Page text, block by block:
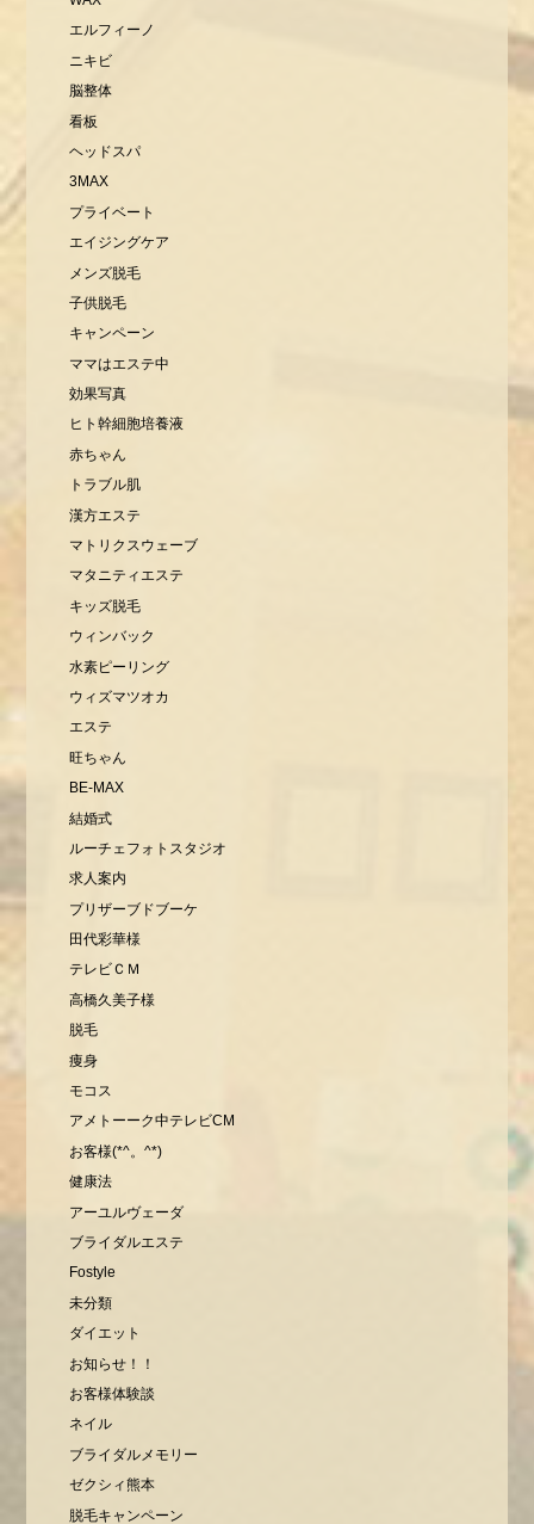
エルフィーノ
ニキビ
脳整体
看板
ヘッドスパ
3MAX
プライベート
エイジングケア
メンズ脱毛
子供脱毛
キャンペーン
ママはエステ中
効果写真
ヒト幹細胞培養液
赤ちゃん
トラブル肌
漢方エステ
マトリクスウェーブ
マタニティエステ
キッズ脱毛
ウィンバック
水素ピーリング
ウィズマツオカ
エステ
旺ちゃん
BE-MAX
結婚式
ルーチェフォトスタジオ
求人案内
プリザーブドブーケ
田代彩華様
テレビＣＭ
高橋久美子様
脱毛
痩身
モコス
アメトーーク中テレビCM
お客様(*^。^*)
健康法
アーユルヴェーダ
ブライダルエステ
Fostyle
未分類
ダイエット
お知らせ！！
お客様体験談
ネイル
ブライダルメモリー
ゼクシィ熊本
脱毛キャンペーン